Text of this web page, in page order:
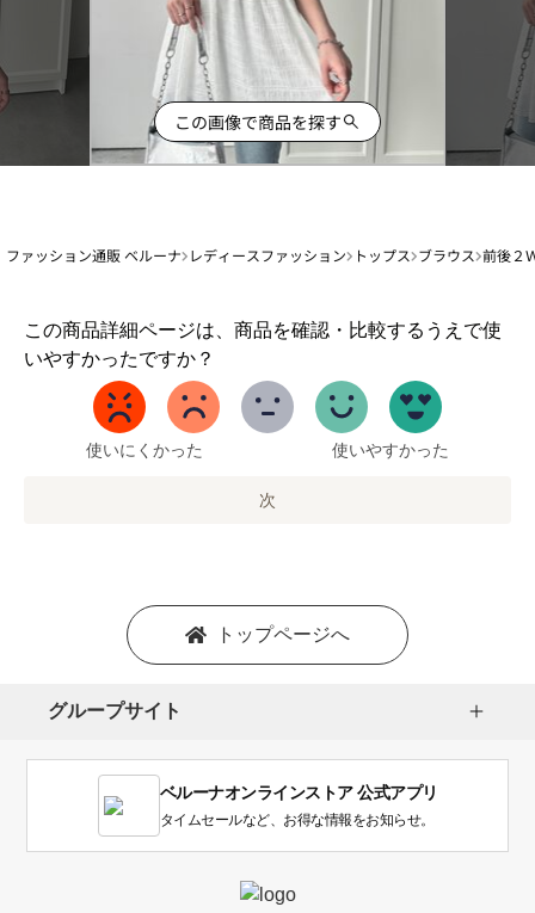
この画像で商品を探す
ファッション通販 ベルーナ レディースファッション トップス ブラウス 前後２
この商品詳細ページは、商品を確認・比較するうえで使
いやすかったですか？
1
か
い
使いにくかった 使いやすかった
次
トップページへ
グループサイト
ベルーナオンラインストア 公式アプリ
タイムセールなど、お得な情報をお知らせ。